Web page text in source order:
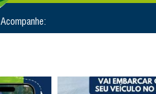
Acompanhe: